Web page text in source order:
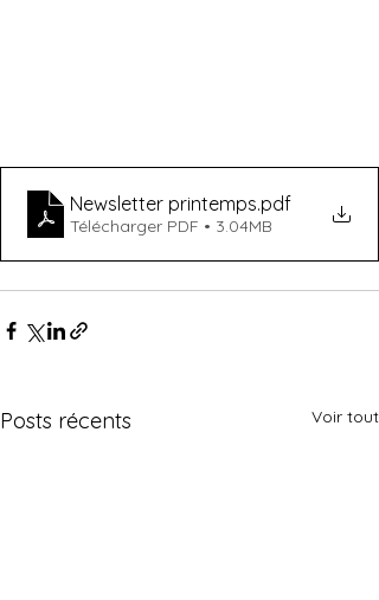
Newsletter printemps.pdf
Télécharger PDF • 3.04MB
Posts récents Voir tout